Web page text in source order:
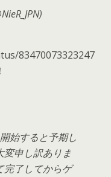
83470073323247
始すると予期し
変申し訳ありま
完了してからゲ